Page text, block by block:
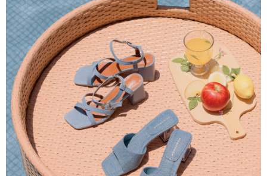
1.分期款項不併入電信帳單，「大哥付你分期」於每月結算日後寄送繳費提
醒簡訊。
2.透過簡訊連結打開帳單後，可選擇「超商條碼／台灣大直營門市／銀行轉
帳／街口支付／iPASS MONEY」等通路繳費。
【注意事項】
1.本服務係由「台灣大哥大股份有限公司」（以下簡稱本公司）所提供，讓
用戶於交易時，得透過本服務購買商品或服務，並由商店將買賣／分期付款
買賣價金債權讓與本公司後，依約使用本公司帳單繳交帳款。
2.基於同意付款使用「大哥付你分期」之契約關係目的，商店將以您的個人
資料（包含姓名、電話或地址）提供予台灣大哥大進項蒐集、處理及利用，
由本公司與您本人進行分期帳單所需資料之確認、核對及更正。
3.完整用戶服務條款，請詳閱以下連結： https://oppay.tw/userRule
【「AFTEE先享後付」結帳流程】
１．於結帳方式選擇「AFTEE先享後付」後，將跳轉至「AFTEE先享後付」
結帳頁面，進行簡訊認證並確認金額後，即可完成結帳。
２．訂單成立數日內，您將收到繳費通知簡訊。
３．收到繳費通知簡訊後14天內，點擊此簡訊中的連結，可透過四大超商／
ATM／網路銀行／等多元方式進行付款，方視為交易完成。
※ 請注意：結帳手續完成當下不需立刻繳費，但若您需要取消訂單，請聯絡
購買商品的店家。未經商家同意取消之訂單仍視為有效，需透過AFTEE先享
後付繳納相關費用。
※ 交易是否成功請以「AFTEE先享後付 」之結帳頁面顯示為準，若有關於
是否繳費成功／繳費後需取消欲退款等相關疑問，請聯繫「AFTEE先享後付
客戶支援中心」https://netprotections.freshdesk.com/support/home
【注意事項】
１．透過由恩沛科技股份有限公司提供之「AFTEE先享後付」服務完成之交
易，需依本服務之必要範圍內提供個人資料，並將交易相關給付款項請求債
免運費
付款後萊爾富取貨
免運費
付款後7-11取貨
免運費
一般商品宅配
免運費
付款後門市自取
每筆NT$80，滿NT$1,500(含以上)免運費